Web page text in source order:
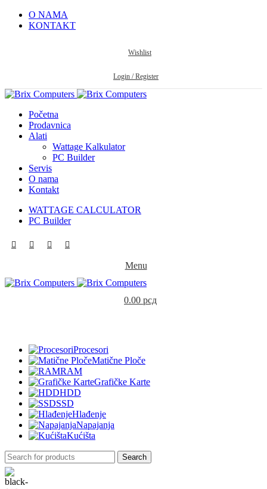
O NAMA
KONTAKT
Wishlist
Login / Register
Početna
Prodavnica
Alati
Wattage Kalkulator
PC Builder
Servis
O nama
Kontakt
WATTAGE CALCULATOR
PC Builder
Menu
0.00 рсд
Procesori
Matične Ploče
RAM
Grafičke Karte
HDD
SSD
Hlađenje
Napajanja
Kućišta
Search